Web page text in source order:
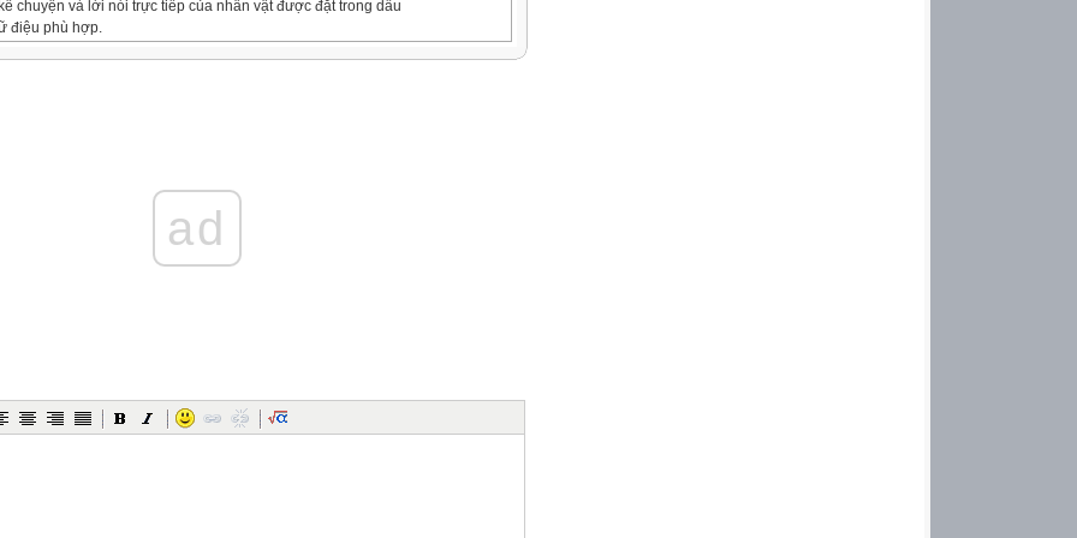
chuyện và lời nói trực tiếp của nhân vật được đặt trong dấu
điệu phù hợp.
bạn bè, niềm vui khi đến trường
ad